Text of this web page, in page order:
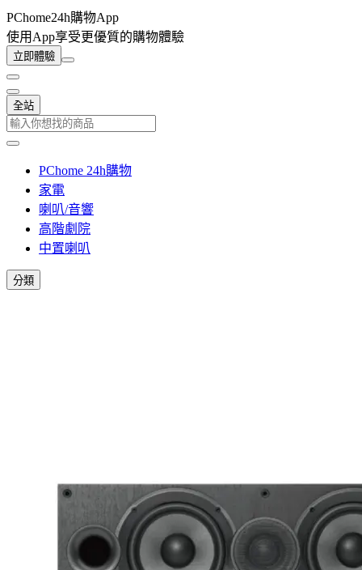
PChome24h購物App
使用App享受更優質的購物體驗
立即體驗
全站
PChome 24h購物
家電
喇叭/音響
高階劇院
中置喇叭
分類